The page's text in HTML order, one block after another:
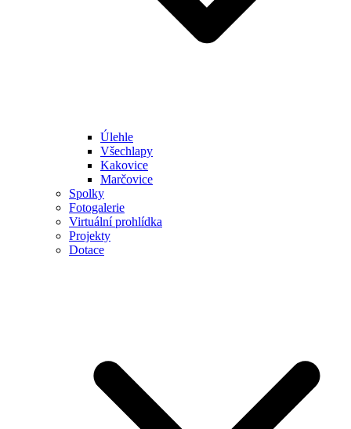
Úlehle
Všechlapy
Kakovice
Marčovice
Spolky
Fotogalerie
Virtuální prohlídka
Projekty
Dotace